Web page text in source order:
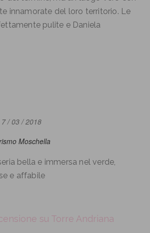
innamorate del loro territorio. Le
pulite e Daniela
7 / 03 / 2018
Moschella
bella e immersa nel verde,
e affabile
su Torre Andriana